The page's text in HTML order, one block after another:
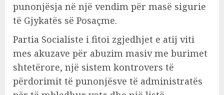
punonjësja në një vendim për masë sigurie
të Gjykatës së Posaçme.
Partia Socialiste i fitoi zgjedhjet e atij viti
mes akuzave për abuzim masiv me burimet
shtetërore, një sistem kontrovers të
përdorimit të punonjësve të administratës